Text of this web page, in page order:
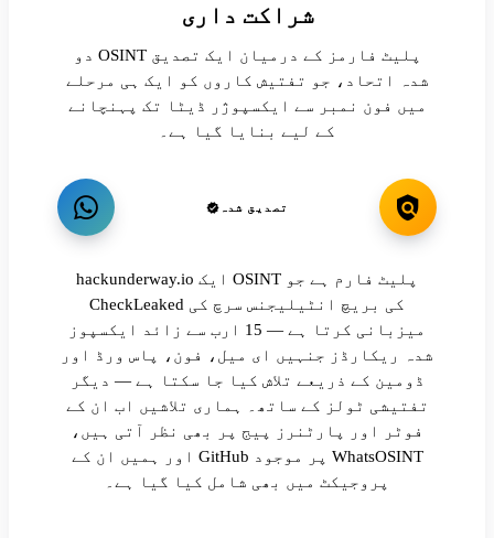
شراکت داری
دو OSINT پلیٹ فارمز کے درمیان ایک تصدیق
شدہ اتحاد، جو تفتیش کاروں کو ایک ہی مرحلے
میں فون نمبر سے ایکسپوژر ڈیٹا تک پہنچانے
کے لیے بنایا گیا ہے۔
تصدیق شدہ
hackunderway.io ایک OSINT پلیٹ فارم ہے جو
CheckLeaked کی بریچ انٹیلیجنس سرچ کی
میزبانی کرتا ہے — 15 ارب سے زائد ایکسپوز
شدہ ریکارڈز جنہیں ای میل، فون، پاس ورڈ اور
ڈومین کے ذریعے تلاش کیا جا سکتا ہے — دیگر
تفتیشی ٹولز کے ساتھ۔ ہماری تلاشیں اب ان کے
فوٹر اور پارٹنرز پیج پر بھی نظر آتی ہیں،
اور ہمیں ان کے GitHub پر موجود WhatsOSINT
پروجیکٹ میں بھی شامل کیا گیا ہے۔